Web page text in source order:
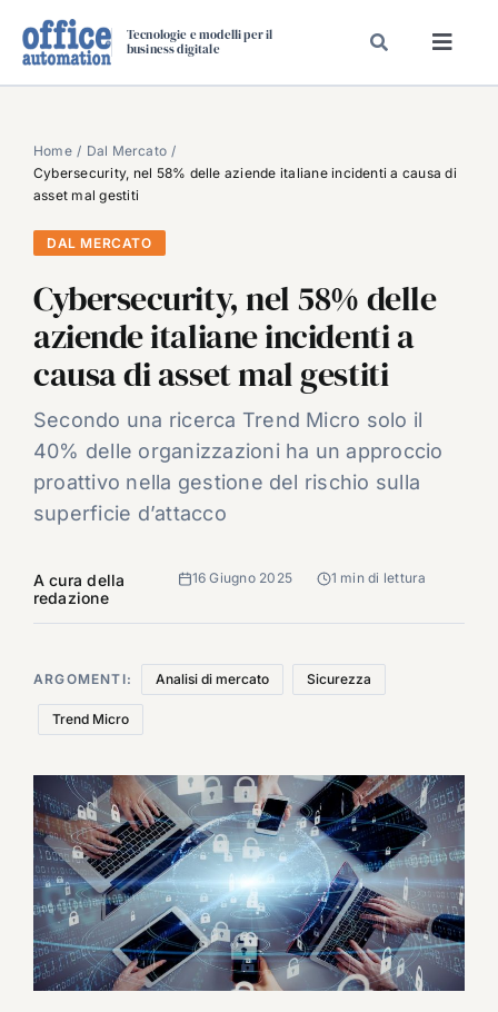
Tecnologie e modelli per il
business digitale
SPECIAL PAPER
TAVOLE ROTONDE DI REDAZIONE
DAL MERCATO
VIDEO
EVENTI
CHI SIAMO
Home
Dal Mercato
Cybersecurity, nel 58% delle aziende italiane incidenti a causa di
asset mal gestiti
DAL MERCATO
Cybersecurity, nel 58% delle
aziende italiane incidenti a
causa di asset mal gestiti
Secondo una ricerca Trend Micro solo il
40% delle organizzazioni ha un approccio
proattivo nella gestione del rischio sulla
superficie d’attacco
A cura della
redazione
16 Giugno 2025 1 min di lettura
ARGOMENTI: Analisi di mercato Sicurezza
Trend Micro